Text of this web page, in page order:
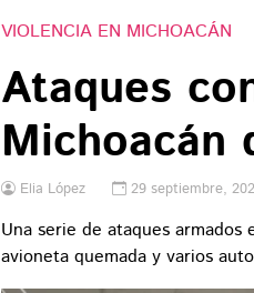
VIOLENCIA EN MICHOACÁN
Ataques
Michoacán
Elia López 29 septiembre,
Una serie de ataques
avioneta quemada y varios